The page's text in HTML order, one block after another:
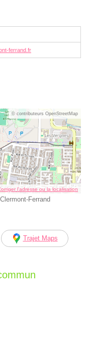
ferrand.fr
© contributeurs OpenStreetMap
l’adresse ou la localisation
Ferrand
Trajet Maps